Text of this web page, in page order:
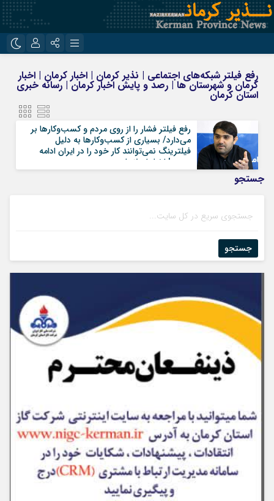
روبیکا
ایتا
مرا به خاطر بسپار
رفع فیلتر شبکه‌های اجتماعی | نذیر کرمان | اخبار کرمان | اخبار
کرمان و شهرستان ها | رصد و پایش اخبار کرمان | رسانه خبری
استان کرمان
رفع فیلتر فشار را از روی مردم و کسب‌وکارها بر
می‌دارد/ بسیاری از کسب‌و‌کارها به دلیل
فیلترینگ نمی‌توانند کار خود را در ایران ادامه
دهند | اخبار اصلاحات
جستجو
جستجو